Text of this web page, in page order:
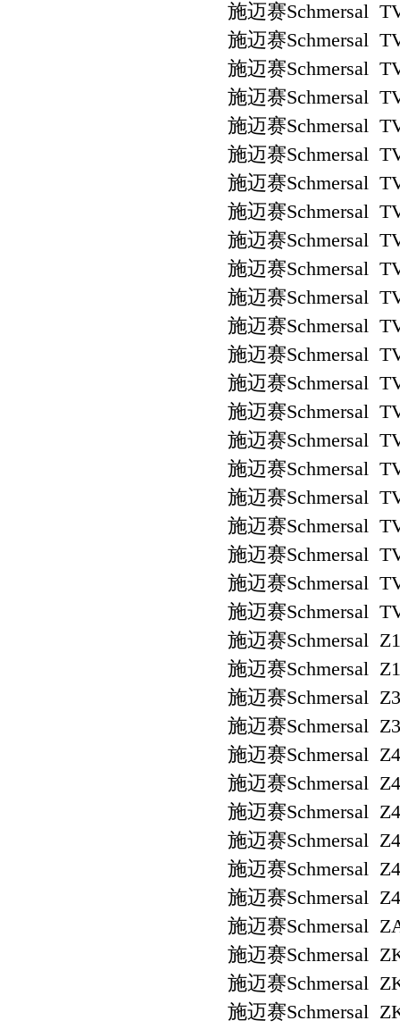
施迈赛Schmersal
施迈赛Schmersal
施迈赛Schmersal
施迈赛Schmersal
施迈赛Schmersal
施迈赛Schmersal
施迈赛Schmersal
施迈赛Schmersal
施迈赛Schmersal
施迈赛Schmersal
施迈赛Schmersal
施迈赛Schmersal
施迈赛Schmersal
施迈赛Schmersal
施迈赛Schmersal
施迈赛Schmersal
施迈赛Schmersal
施迈赛Schmersal
施迈赛Schmersal
施迈赛Schmersal
施迈赛Schmersal
施迈赛Schmersal
施迈赛Schmersal
施迈赛Schmersal
施迈赛Schmersal
施迈赛Schmersal
施迈赛Schmersal
施迈赛Schmersal
施迈赛Schmersal
施迈赛Schmersal
施迈赛Schmersal
施迈赛Schmersal
施迈赛Schmersal
施迈赛Schmersal
施迈赛Schmersal
施迈赛Schmersal